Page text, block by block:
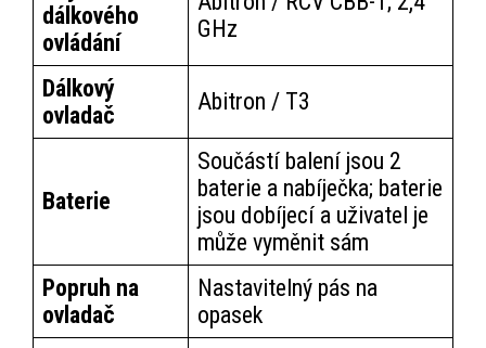
dálkového
ovládání
GHz
Dálkový
ovladač
Abitron / T3
Baterie
Součástí balení jsou 2
baterie a nabíječka; baterie
jsou dobíjecí a uživatel je
může vyměnit sám
Popruh na
ovladač
Nastavitelný pás na
opasek